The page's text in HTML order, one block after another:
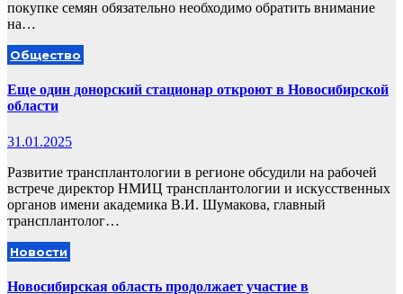
покупке семян обязательно необходимо обратить внимание
на…
Общество
Еще один донорский стационар откроют в Новосибирской
области
31.01.2025
Развитие трансплантологии в регионе обсудили на рабочей
встрече директор НМИЦ трансплантологии и искусственных
органов имени академика В.И. Шумакова, главный
трансплантолог…
Новости
Новосибирская область продолжает участие в